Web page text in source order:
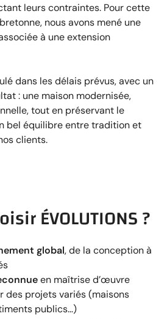
leurs contraintes. Pour cette
nous avons mené une
à une extension
dans les délais prévus, avec un
: une maison modernisée,
tout en préservant le
bel équilibre entre tradition et
clients.
ÉVOLUTIONS ?
global, de la conception à
en maîtrise d’œuvre
des projets variés (maisons
publics…)